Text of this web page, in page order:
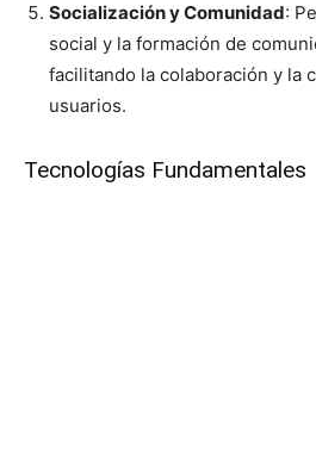
Socialización y Comunidad:
social y la formación de
facilitando la colaboración y la
usuarios.
Tecnologías Fundamentales